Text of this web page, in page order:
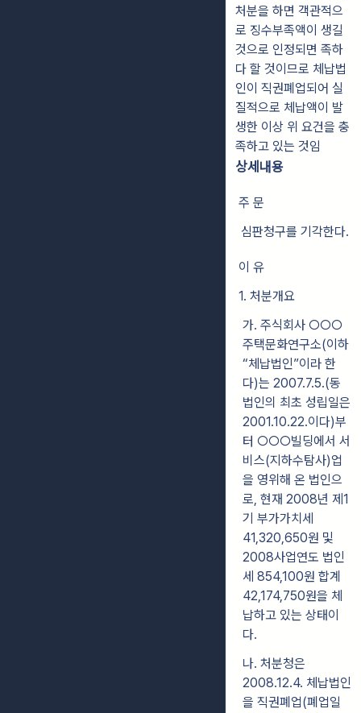
처분을 하면 객관적으
로 징수부족액이 생길
것으로 인정되면 족하
다 할 것이므로 체납법
인이 직권폐업되어 실
질적으로 체납액이 발
생한 이상 위 요건을 충
족하고 있는 것임
상세내용
주 문
심판청구를 기각한다.
이 유
1. 처분개요
가. 주식회사 ○○○
주택문화연구소(이하
“체납법인”이라 한
다)는 2007.7.5.(동
법인의 최초 성립일은
2001.10.22.이다)부
터 ○○○빌딩에서 서
비스(지하수탐사)업
을 영위해 온 법인으
로, 현재 2008년 제1
기 부가가치세
41,320,650원 및
2008사업연도 법인
세 854,100원 합계
42,174,750원을 체
납하고 있는 상태이
다.
나. 처분청은
2008.12.4. 체납법인
을 직권폐업(폐업일